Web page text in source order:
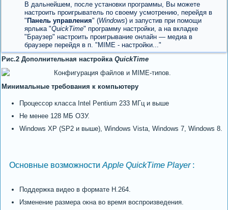
В дальнейшем, после установки программы, Вы можете
настроить проигрыватель по своему усмотрению, перейдя в
" Панель управления" (Windows) и запустив при помощи
ярлыка "QuickTime" программу настройки, а на вкладке
"Браузер" настроить проигрывание онлайн — медиа в
браузере перейдя в п. "MIME - настройки..."
Рис.2 Дополнительная настройка QuickTime
Минимальные требования к компьютеру
Процессор класса Intel Pentium 233 МГц и выше
Не менее 128 МБ ОЗУ.
Windows XP (SP2 и выше), Windows Vista, Windows 7, Windows 8.
Основные возможности Apple QuickTime Player:
Поддержка видео в формате H.264.
Изменение размера окна во время воспроизведения.